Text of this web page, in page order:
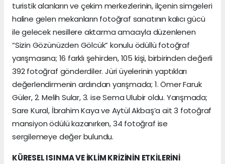
turistik alanların ve çekim merkezlerinin, ilçenin simgeleri
haline gelen mekanların fotoğraf sanatının kalıcı gücü
ile gelecek nesillere aktarma amacıyla düzenlenen
“Sizin Gözünüzden Gölcük” konulu ödüllü fotoğraf
yarışmasına; 16 farklı şehirden, 105 kişi, birbirinden değerli
392 fotoğraf gönderdiler. Jüri üyelerinin yaptıkları
değerlendirmenin ardından yarışmada; 1. Ömer Faruk
Güler, 2. Melih Sular, 3. ise Sema Ulubir oldu. Yarışmada;
Sare Kural, İbrahim Kaya ve Aytül Akbaş’a ait 3 fotoğraf
mansiyon ödülü kazanırken, 34 fotoğraf ise
sergilemeye değer bulundu.
KÜRESEL ISINMA VE İKLİM KRİZİNİN ETKİLERİNİ